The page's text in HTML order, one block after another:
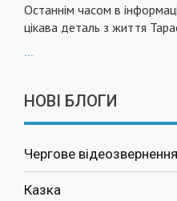
Останнім часом в
цікава деталь з життя
НОВІ БЛОГИ
Чергове
Казка